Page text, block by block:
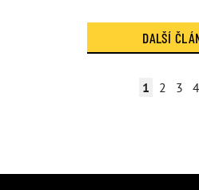
DALŠÍ
1 2 3 4